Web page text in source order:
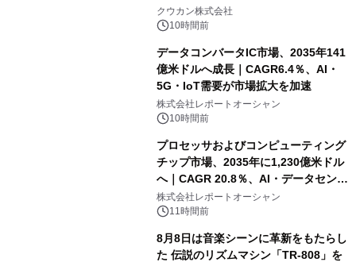
クウカン株式会社
10時間前
データコンバータIC市場、2035年141
億米ドルへ成長｜CAGR6.4％、AI・
5G・IoT需要が市場拡大を加速
株式会社レポートオーシャン
10時間前
プロセッサおよびコンピューティング
チップ市場、2035年に1,230億米ドル
へ｜CAGR 20.8％、AI・データセンタ
ー需要が成長を牽引
株式会社レポートオーシャン
11時間前
8月8日は音楽シーンに革新をもたらし
た 伝説のリズムマシン「TR-808」を